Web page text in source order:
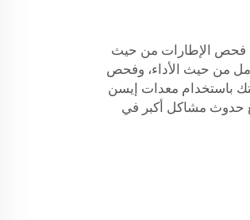
فحص الإطارات من حيث
من حيث الأداء، وفحص
باستخدام معدات إيسن
حدوث مشاكل أكبر في